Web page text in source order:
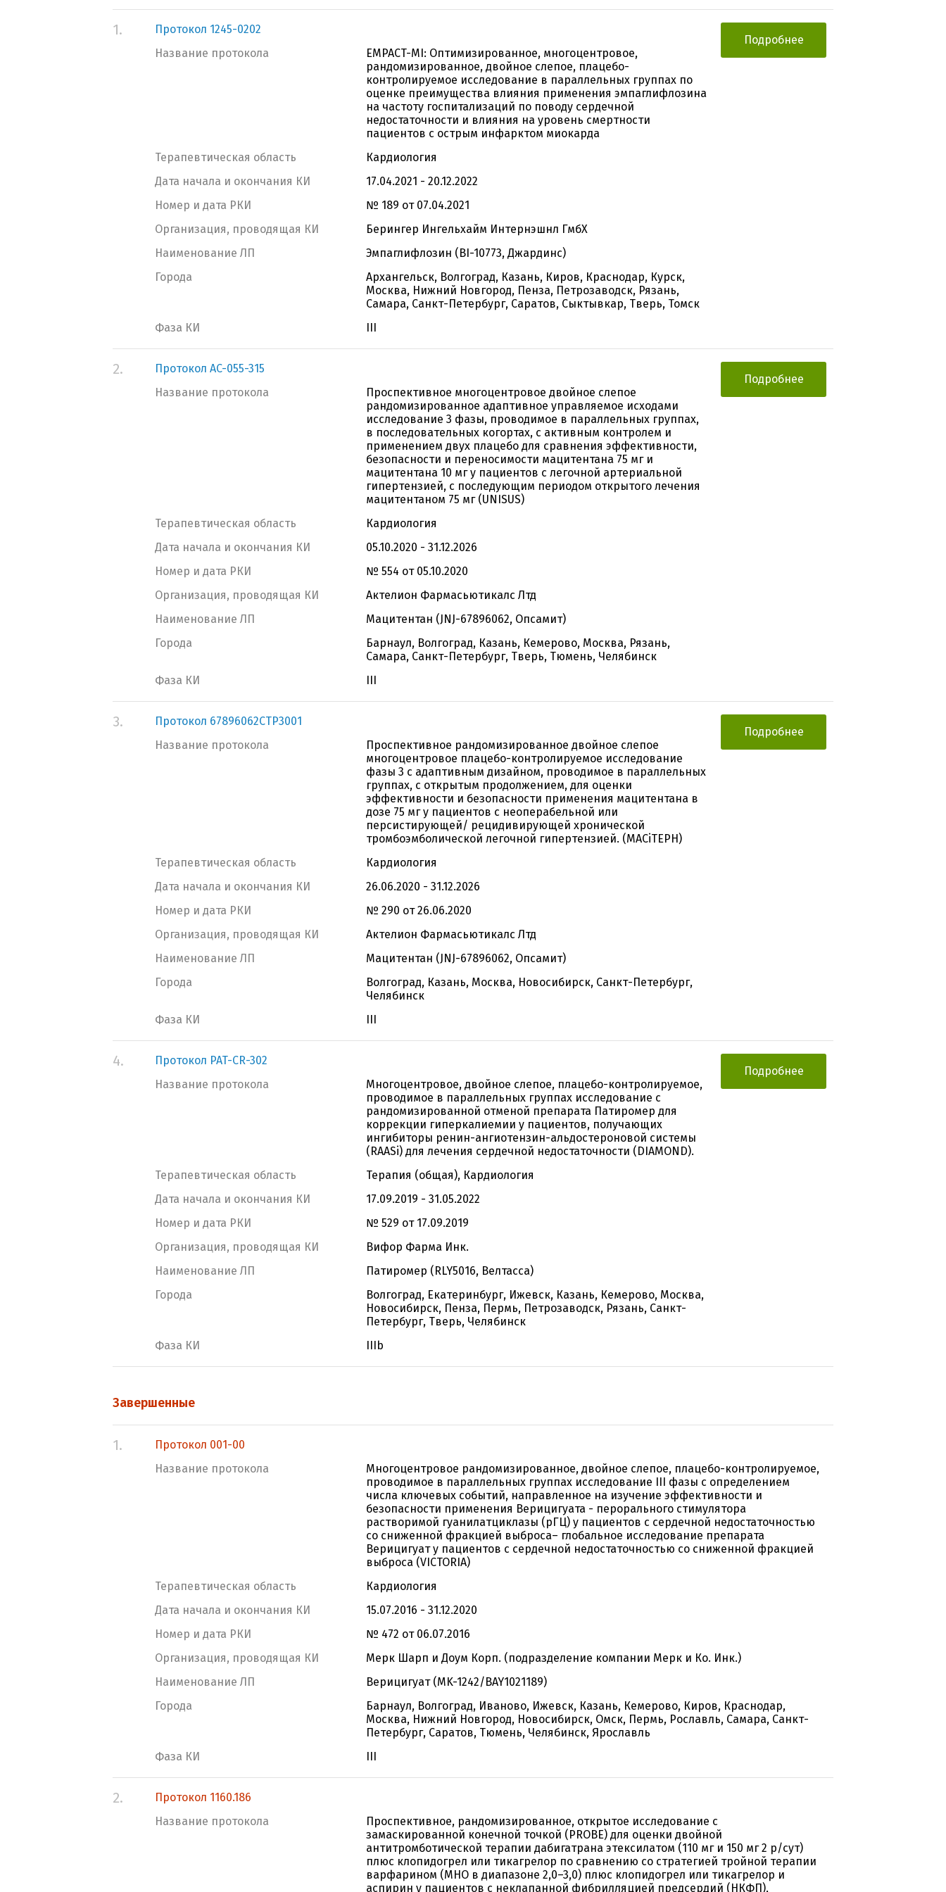
1.
Протокол 1245-0202
Название протокола
EMPACT-MI: Оптимизированное, многоцентровое,
рандомизированное, двойное слепое, плацебо-
контролируемое исследование в параллельных группах по
оценке преимущества влияния применения эмпаглифлозина
на частоту госпитализаций по поводу сердечной
недостаточности и влияния на уровень смертности
пациентов с острым инфарктом миокарда
Терапевтическая область
Кардиология
Дата начала и окончания КИ
17.04.2021 - 20.12.2022
Номер и дата РКИ
№ 189 от 07.04.2021
Организация, проводящая КИ
Берингер Ингельхайм Интернэшнл ГмбХ
Наименование ЛП
Эмпаглифлозин (BI-10773, Джардинс)
Города
Архангельск, Волгоград, Казань, Киров, Краснодар, Курск,
Москва, Нижний Новгород, Пенза, Петрозаводск, Рязань,
Самара, Санкт-Петербург, Саратов, Сыктывкар, Тверь, Томск
Фаза КИ
III
Подробнее
2.
Протокол AC-055-315
Название протокола
Проспективное многоцентровое двойное слепое
рандомизированное адаптивное управляемое исходами
исследование 3 фазы, проводимое в параллельных группах,
в последовательных когортах, с активным контролем и
применением двух плацебо для сравнения эффективности,
безопасности и переносимости мацитентана 75 мг и
мацитентана 10 мг у пациентов с легочной артериальной
гипертензией, с последующим периодом открытого лечения
мацитентаном 75 мг (UNISUS)
Терапевтическая область
Кардиология
Дата начала и окончания КИ
05.10.2020 - 31.12.2026
Номер и дата РКИ
№ 554 от 05.10.2020
Организация, проводящая КИ
Актелион Фармасьютикалс Лтд
Наименование ЛП
Мацитентан (JNJ-67896062, Опсамит)
Города
Барнаул, Волгоград, Казань, Кемерово, Москва, Рязань,
Самара, Санкт-Петербург, Тверь, Тюмень, Челябинск
Фаза КИ
III
Подробнее
3.
Протокол 67896062CTP3001
Название протокола
Проспективное рандомизированное двойное слепое
многоцентровое плацебо-контролируемое исследование
фазы 3 с адаптивным дизайном, проводимое в параллельных
группах, с открытым продолжением, для оценки
эффективности и безопасности применения мацитентана в
дозе 75 мг у пациентов с неоперабельной или
персистирующей/ рецидивирующей хронической
тромбоэмболической легочной гипертензией. (MACiTEPH)
Терапевтическая область
Кардиология
Дата начала и окончания КИ
26.06.2020 - 31.12.2026
Номер и дата РКИ
№ 290 от 26.06.2020
Организация, проводящая КИ
Актелион Фармасьютикалс Лтд
Наименование ЛП
Мацитентан (JNJ-67896062, Опсамит)
Города
Волгоград, Казань, Москва, Новосибирск, Санкт-Петербург,
Челябинск
Фаза КИ
III
Подробнее
4.
Протокол PAT-CR-302
Название протокола
Многоцентровое, двойное слепое, плацебо-контролируемое,
проводимое в параллельных группах исследование с
рандомизированной отменой препарата Патиромер для
коррекции гиперкалиемии у пациентов, получающих
ингибиторы ренин-ангиотензин-альдостероновой системы
(RAASi) для лечения сердечной недостаточности (DIAMOND).
Терапевтическая область
Терапия (общая), Кардиология
Дата начала и окончания КИ
17.09.2019 - 31.05.2022
Номер и дата РКИ
№ 529 от 17.09.2019
Организация, проводящая КИ
Вифор Фарма Инк.
Наименование ЛП
Патиромер (RLY5016, Велтасса)
Города
Волгоград, Екатеринбург, Ижевск, Казань, Кемерово, Москва,
Новосибирск, Пенза, Пермь, Петрозаводск, Рязань, Санкт-
Петербург, Тверь, Челябинск
Фаза КИ
IIIb
Подробнее
Завершенные
1.
Протокол 001-00
Название протокола
Многоцентровое рандомизированное, двойное слепое, плацебо-контролируемое,
проводимое в параллельных группах исследование III фазы с определением
числа ключевых событий, направленное на изучение эффективности и
безопасности применения Верицигуата - перорального стимулятора
растворимой гуанилатциклазы (рГЦ) у пациентов с сердечной недостаточностью
со сниженной фракцией выброса– глобальное исследование препарата
Верицигуат у пациентов с сердечной недостаточностью со сниженной фракцией
выброса (VICTORIA)
Терапевтическая область
Кардиология
Дата начала и окончания КИ
15.07.2016 - 31.12.2020
Номер и дата РКИ
№ 472 от 06.07.2016
Организация, проводящая КИ
Мерк Шарп и Доум Корп. (подразделение компании Мерк и Ко. Инк.)
Наименование ЛП
Верицигуат (MK-1242/BAY1021189)
Города
Барнаул, Волгоград, Иваново, Ижевск, Казань, Кемерово, Киров, Краснодар,
Москва, Нижний Новгород, Новосибирск, Омск, Пермь, Рославль, Самара, Санкт-
Петербург, Саратов, Тюмень, Челябинск, Ярославль
Фаза КИ
III
2.
Протокол 1160.186
Название протокола
Проспективное, рандомизированное, открытое исследование с
замаскированной конечной точкой (PROBE) для оценки двойной
антитромботической терапии дабигатрана этексилатом (110 мг и 150 мг 2 р/сут)
плюс клопидогрел или тикагрелор по сравнению со стратегией тройной терапии
варфарином (МНО в диапазоне 2,0–3,0) плюс клопидогрел или тикагрелор и
аспирин у пациентов с неклапанной фибрилляцией предсердий (НКФП),